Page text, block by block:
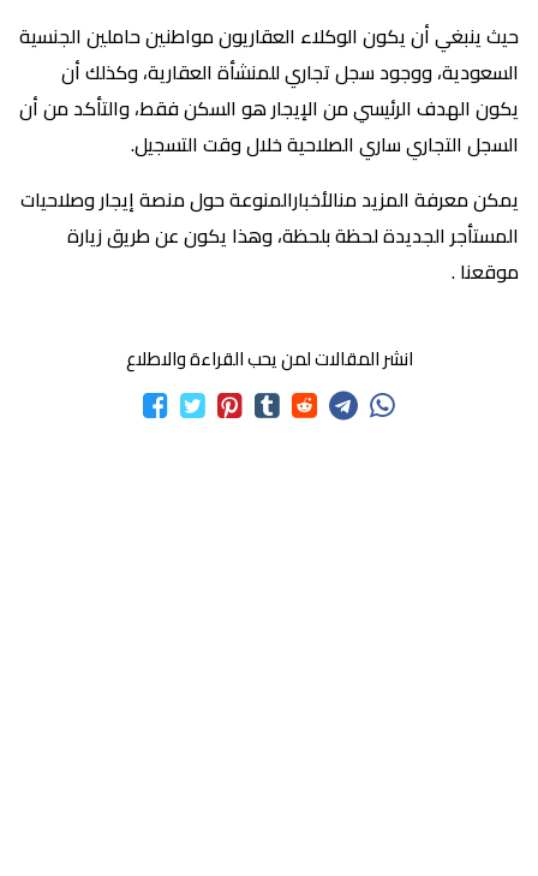
حيث ينبغي أن يكون الوكلاء العقاريون مواطنين حاملين الجنسية
السعودية، ووجود سجل تجاري للمنشأة العقارية، وكذلك أن
يكون الهدف الرئيسي من الإيجار هو السكن فقط، والتأكد من أن
السجل التجاري ساري الصلاحية خلال وقت التسجيل.
يمكن معرفة المزيد منالأخبارالمنوعة حول منصة إيجار وصلاحيات
المستأجر الجديدة لحظة بلحظة، وهذا يكون عن طريق زيارة
موقعنا .
انشر المقالات لمن يحب القراءة والاطلاع